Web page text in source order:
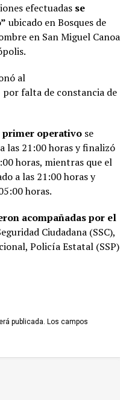
efectuadas se
ubicado en Bosques de
en San Miguel Canoa
al
por falta de constancia de
primer operativo se
las 21:00 horas y finalizó
horas, mientras que el
a las 21:00 horas y
horas.
acompañadas por el
Ciudadana (SSC),
Policía Estatal (SSP)
publicada. Los campos